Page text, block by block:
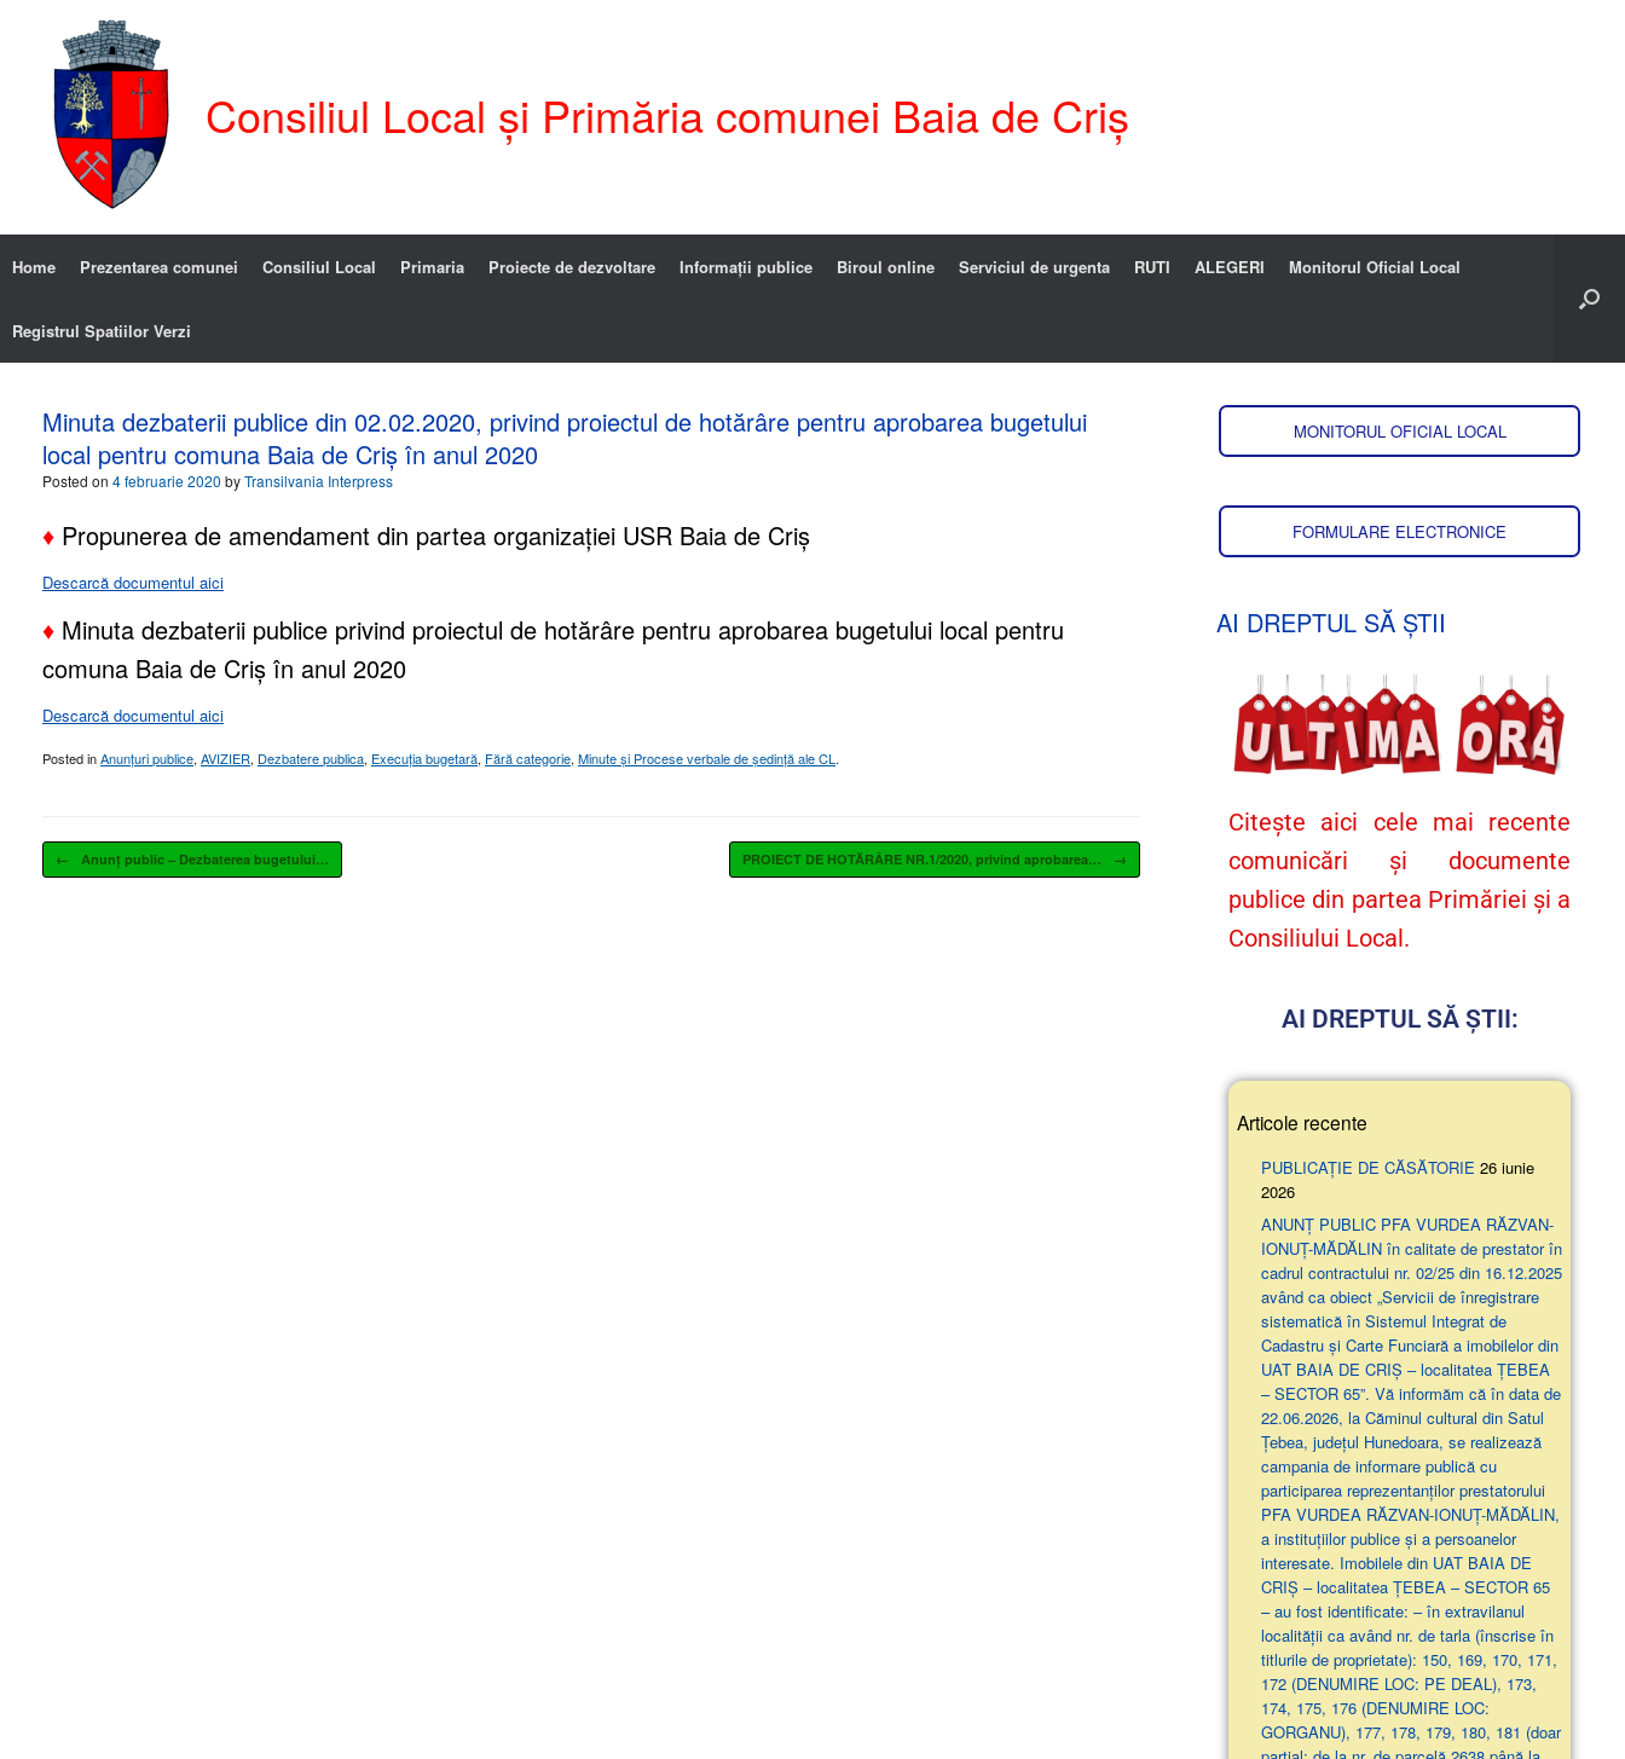
Consiliul Local și Primăria comunei Baia de Criș
Home Prezentarea comunei Consiliul Local Primaria Proiecte de dezvoltare Informații publice Biroul online Serviciul de urgenta RUTI ALEGERI Monitorul Oficial Local
Registrul Spatiilor Verzi
Minuta dezbaterii publice din 02.02.2020, privind proiectul de hotărâre pentru aprobarea bugetului
local pentru comuna Baia de Criș în anul 2020
Posted on 4 februarie 2020 byTransilvania Interpress
♦ Propunerea de amendament din partea organizației USR Baia de Criș
Descarcă documentul aici
♦ Minuta dezbaterii publice privind proiectul de hotărâre pentru aprobarea bugetului local pentru
comuna Baia de Criș în anul 2020
Descarcă documentul aici
Posted inAnunțuri publice, AVIZIER, Dezbatere publica, Execuția bugetară, Fără categorie, Minute și Procese verbale de ședință ale CL .
Post navigation
← Anunț public – Dezbaterea bugetului… PROIECT DE HOTĂRÂRE NR.1/2020, privind aprobarea… →
MONITORUL OFICIAL LOCAL
FORMULARE ELECTRONICE
AI DREPTUL SĂ ȘTII
Citește aici cele mai recente
comunicări și documente
publice din partea Primăriei și a
Consiliului Local.
AI DREPTUL SĂ ȘTII:
Articole recente
PUBLICAȚIE DE CĂSĂTORIE 26 iunie
2026
ANUNŢ PUBLIC PFA VURDEA RĂZVAN-
IONUȚ-MĂDĂLIN în calitate de prestator în
cadrul contractului nr. 02/25 din 16.12.2025
având ca obiect „Servicii de înregistrare
sistematică în Sistemul Integrat de
Cadastru și Carte Funciară a imobilelor din
UAT BAIA DE CRIȘ – localitatea ȚEBEA
– SECTOR 65”. Vă informăm că în data de
22.06.2026, la Căminul cultural din Satul
Țebea, județul Hunedoara, se realizează
campania de informare publică cu
participarea reprezentanților prestatorului
PFA VURDEA RĂZVAN-IONUȚ-MĂDĂLIN,
a instituțiilor publice și a persoanelor
interesate. Imobilele din UAT BAIA DE
CRIȘ – localitatea ȚEBEA – SECTOR 65
– au fost identificate: – în extravilanul
localităţii ca având nr. de tarla (înscrise în
titlurile de proprietate): 150, 169, 170, 171,
172 (DENUMIRE LOC: PE DEAL), 173,
174, 175, 176 (DENUMIRE LOC:
GORGANU), 177, 178, 179, 180, 181 (doar